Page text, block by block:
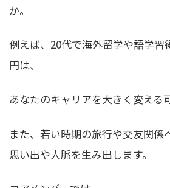
か。
例えば、20代で海外留学や語学習
円は、
あなたのキャリアを大きく変える
また、若い時期の旅行や交友関係
思い出や人脈を生み出します。